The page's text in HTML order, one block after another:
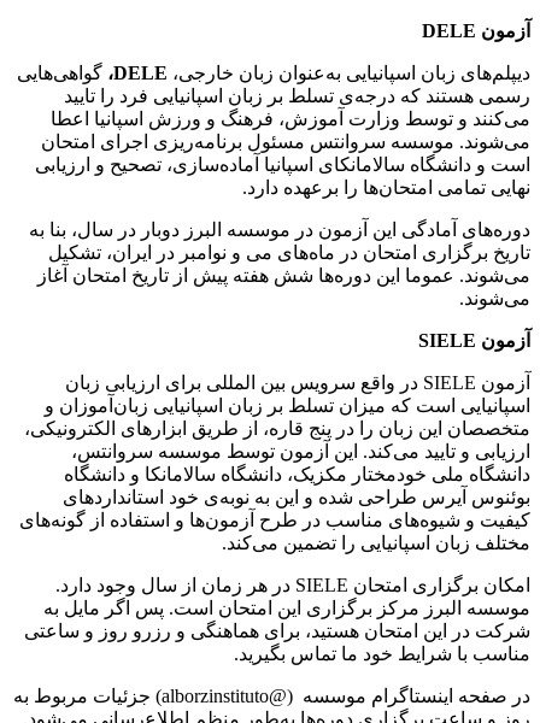
آزمون DELE
دیپلم‌های زبان اسپانیایی به‌عنوان زبان خارجی، DELE، گواهی‌هایی
رسمی هستند که درجه‌ی تسلط بر زبان اسپانیایی فرد را تایید
می‌کنند و توسط وزارت آموزش، فرهنگ و ورزش اسپانیا اعطا
می‌شوند. موسسه سروانتس مسئول برنامه‌ریزی اجرای امتحان
است و دانشگاه سالامانکای اسپانیا آماده‌سازی، تصحیح و ارزیابی
نهایی تمامی امتحان‌ها را برعهده دارد.
دوره‌های آمادگی این آزمون در موسسه البرز دوبار در سال، بنا به
تاریخ برگزاری امتحان در ماه‌های می و نوامبر در ایران، تشکیل
می‌شوند. عموما این دوره‌ها شش هفته پیش از تاریخ امتحان آغاز
می‌شوند.
آزمون SIELE
آزمون SIELE در واقع سرویس بین المللی برای ارزیابی زبان
اسپانیایی است که میزان تسلط بر زبان اسپانیایی زبان‌آموزان و
متخصصان این زبان را در پنج قاره، از طریق ابزارهای الکترونیکی،
ارزیابی و تایید می‌کند. این آزمون توسط موسسه سروانتس،
دانشگاه ملی خودمختار مکزیک، دانشگاه سالامانکا و دانشگاه
بوئنوس آیرس طراحی شده و این به نوبه‌ی خود استانداردهای
کیفیت و شیوه‌های مناسب در طرح آزمون‌ها و استفاده‌ از گونه‌های
مختلف زبان اسپانیایی را تضمین می‌کند.
امکان برگزاری امتحان SIELE در هر زمان از سال وجود دارد.
موسسه البرز مرکز برگزاری این امتحان است. پس اگر مایل به
شرکت در این امتحان هستید، برای هماهنگی و رزرو روز و ساعتی
مناسب با شرایط خود ما تماس بگیرید.
در صفحه اینستاگرام موسسه (@alborzinstituto) جزئیات مربوط به
روز و ساعت برگزاری دوره‌ها به‌طور منظم اطلاع‌رسانی می‌شود.